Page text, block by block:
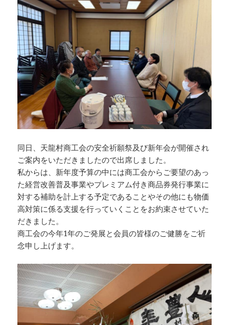
同日、天龍村商工会の安全祈願祭及び新年会が開催され
ご案内をいただきましたので出席しました。
私からは、新年度予算の中には商工会からご要望のあっ
た経営改善普及事業やプレミアム付き商品券発行事業に
対する補助を計上する予定であることやその他にも物価
高対策に係る支援を行っていくことをお約束させていた
だきました。
商工会の今年1年のご発展と会員の皆様のご健勝をご祈
念申し上げます。